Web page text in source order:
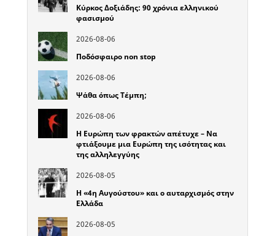
Κύρκος Δοξιάδης: 90 χρόνια ελληνικού
φασισμού
2026-08-06
Ποδόσφαιρο non stop
2026-08-06
Ψάθα όπως Τέμπη;
2026-08-06
Η Ευρώπη των φρακτών απέτυχε – Να
φτιάξουμε μια Ευρώπη της ισότητας και
της αλληλεγγύης
2026-08-05
Η «4η Αυγούστου» και ο αυταρχισμός στην
Ελλάδα
2026-08-05